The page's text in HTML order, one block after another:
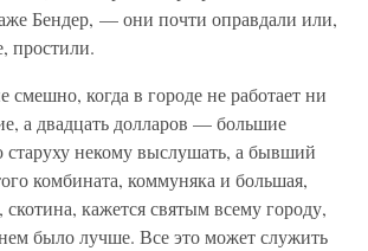
Бендер, — они почти оправдали или,
простили.
смешно, когда в городе не работает ни
а двадцать долларов — большие
некому выслушать, а бывший
комбината, коммуняка и большая,
кажется святым всему городу,
было лучше. Все это может служить